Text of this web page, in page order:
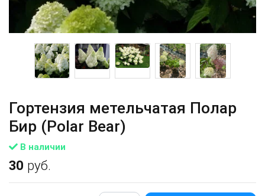
Гортензия метельчатая Полар
Бир (Polar Bear)
В наличии
30 руб.